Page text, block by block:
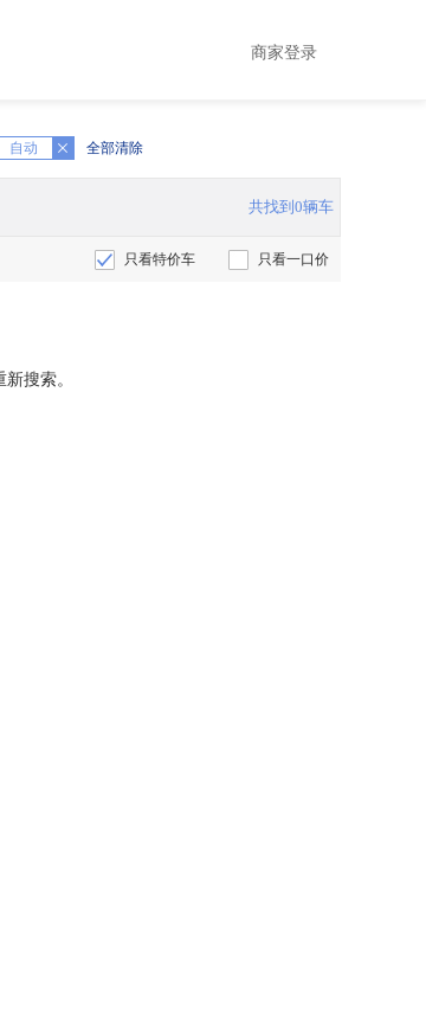
商家登录
自动 全部清除
共找到0辆车
只看特价车 只看一口价
搜索。